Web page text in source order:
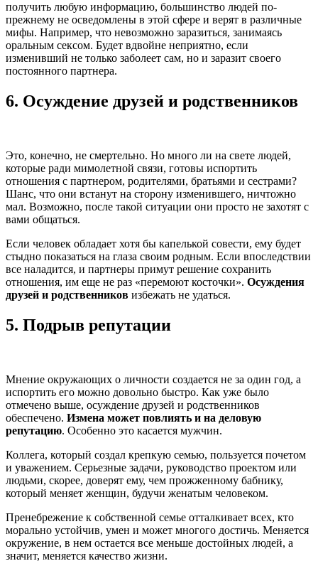
получить любую информацию, большинство людей по-
прежнему не осведомлены в этой сфере и верят в различные
мифы. Например, что невозможно заразиться, занимаясь
оральным сексом. Будет вдвойне неприятно, если
изменивший не только заболеет сам, но и заразит своего
постоянного партнера.
6. Осуждение друзей и родственников
Это, конечно, не смертельно. Но много ли на свете людей,
которые ради мимолетной связи, готовы испортить
отношения с партнером, родителями, братьями и сестрами?
Шанс, что они встанут на сторону изменившего, ничтожно
мал. Возможно, после такой ситуации они просто не захотят с
вами общаться.
Если человек обладает хотя бы капелькой совести, ему будет
стыдно показаться на глаза своим родным. Если впоследствии
все наладится, и партнеры примут решение сохранить
отношения, им еще не раз «перемоют косточки». Осуждения
друзей и родственников избежать не удаться.
5. Подрыв репутации
Мнение окружающих о личности создается не за один год, а
испортить его можно довольно быстро. Как уже было
отмечено выше, осуждение друзей и родственников
обеспечено. Измена может повлиять и на деловую
репутацию. Особенно это касается мужчин.
Коллега, который создал крепкую семью, пользуется почетом
и уважением. Серьезные задачи, руководство проектом или
людьми, скорее, доверят ему, чем прожженному бабнику,
который меняет женщин, будучи женатым человеком.
Пренебрежение к собственной семье отталкивает всех, кто
морально устойчив, умен и может многого достичь. Меняется
окружение, в нем остается все меньше достойных людей, а
значит, меняется качество жизни.